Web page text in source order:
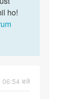
ho!
06:54 बजे